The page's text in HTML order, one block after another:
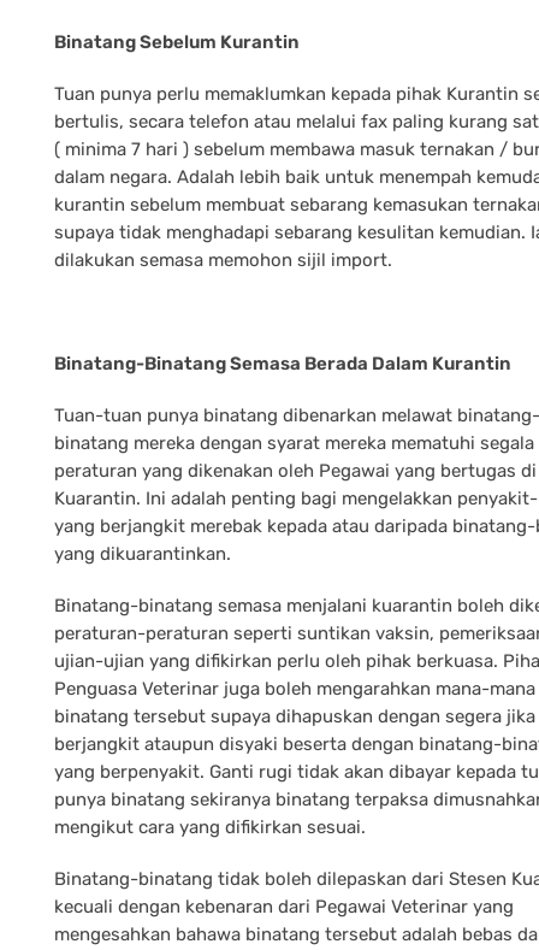
Binatang Sebelum Kurantin
Tuan punya perlu memaklumkan kepada pihak Kurantin
bertulis, secara telefon atau melalui fax paling kurang
( minima 7 hari ) sebelum membawa masuk ternakan /
dalam negara. Adalah lebih baik untuk menempah
kurantin sebelum membuat sebarang kemasukan
supaya tidak menghadapi sebarang kesulitan kemudian.
dilakukan semasa memohon sijil import.
Binatang-Binatang Semasa Berada Dalam Kurantin
Tuan-tuan punya binatang dibenarkan melawat binatang-
binatang mereka dengan syarat mereka mematuhi segala
peraturan yang dikenakan oleh Pegawai yang bertugas
Kuarantin. Ini adalah penting bagi mengelakkan
yang berjangkit merebak kepada atau daripada
yang dikuarantinkan.
Binatang-binatang semasa menjalani kuarantin boleh
peraturan-peraturan seperti suntikan vaksin,
ujian-ujian yang difikirkan perlu oleh pihak berkuasa.
Penguasa Veterinar juga boleh mengarahkan mana-
binatang tersebut supaya dihapuskan dengan segera
berjangkit ataupun disyaki beserta dengan binatang-
yang berpenyakit. Ganti rugi tidak akan dibayar kepada
punya binatang sekiranya binatang terpaksa
mengikut cara yang difikirkan sesuai.
Binatang-binatang tidak boleh dilepaskan dari Stesen
kecuali dengan kebenaran dari Pegawai Veterinar yang
mengesahkan bahawa binatang tersebut adalah bebas